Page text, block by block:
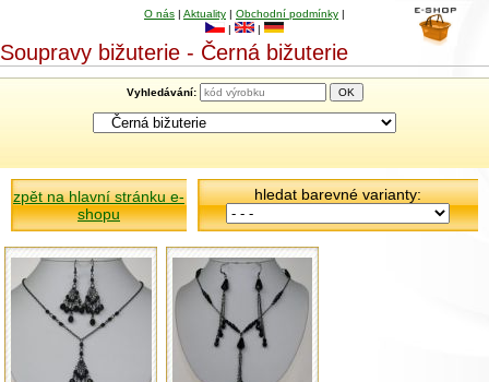
O nás | Aktuality | Obchodní podmínky |
|
|
Soupravy bižuterie - Černá bižuterie
Vyhledávání:
zpět na hlavní stránku e-
shopu
hledat barevné varianty: